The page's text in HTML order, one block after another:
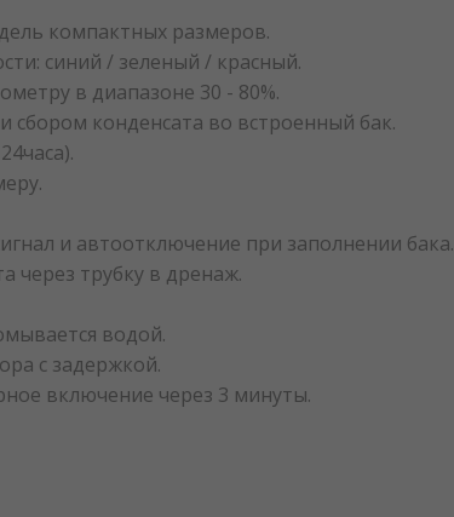
компактных размеров.
синий / зеленый / красный.
в диапазоне 30 - 80%.
конденсата во встроенный бак.
и автоотключение при заполнении бака.
через трубку в дренаж.
водой.
с задержкой.
включение через 3 минуты.